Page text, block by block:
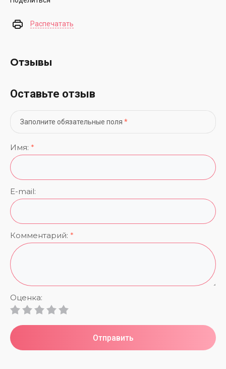
Распечатать
Отзывы
Оставьте отзыв
Заполните обязательные поля *
Имя: *
E-mail:
Комментарий: *
Оценка:
Отправить